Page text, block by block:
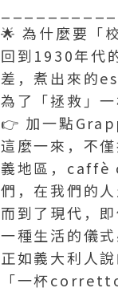
🌟 為什麼要「
回到1930年代
差，煮出來的
為了「拯救」
👉 加一點
這麼一來，不
義地區，caffè
們，在我們的
而到了現代，
一種生活的儀
正如義大利人說
「一杯